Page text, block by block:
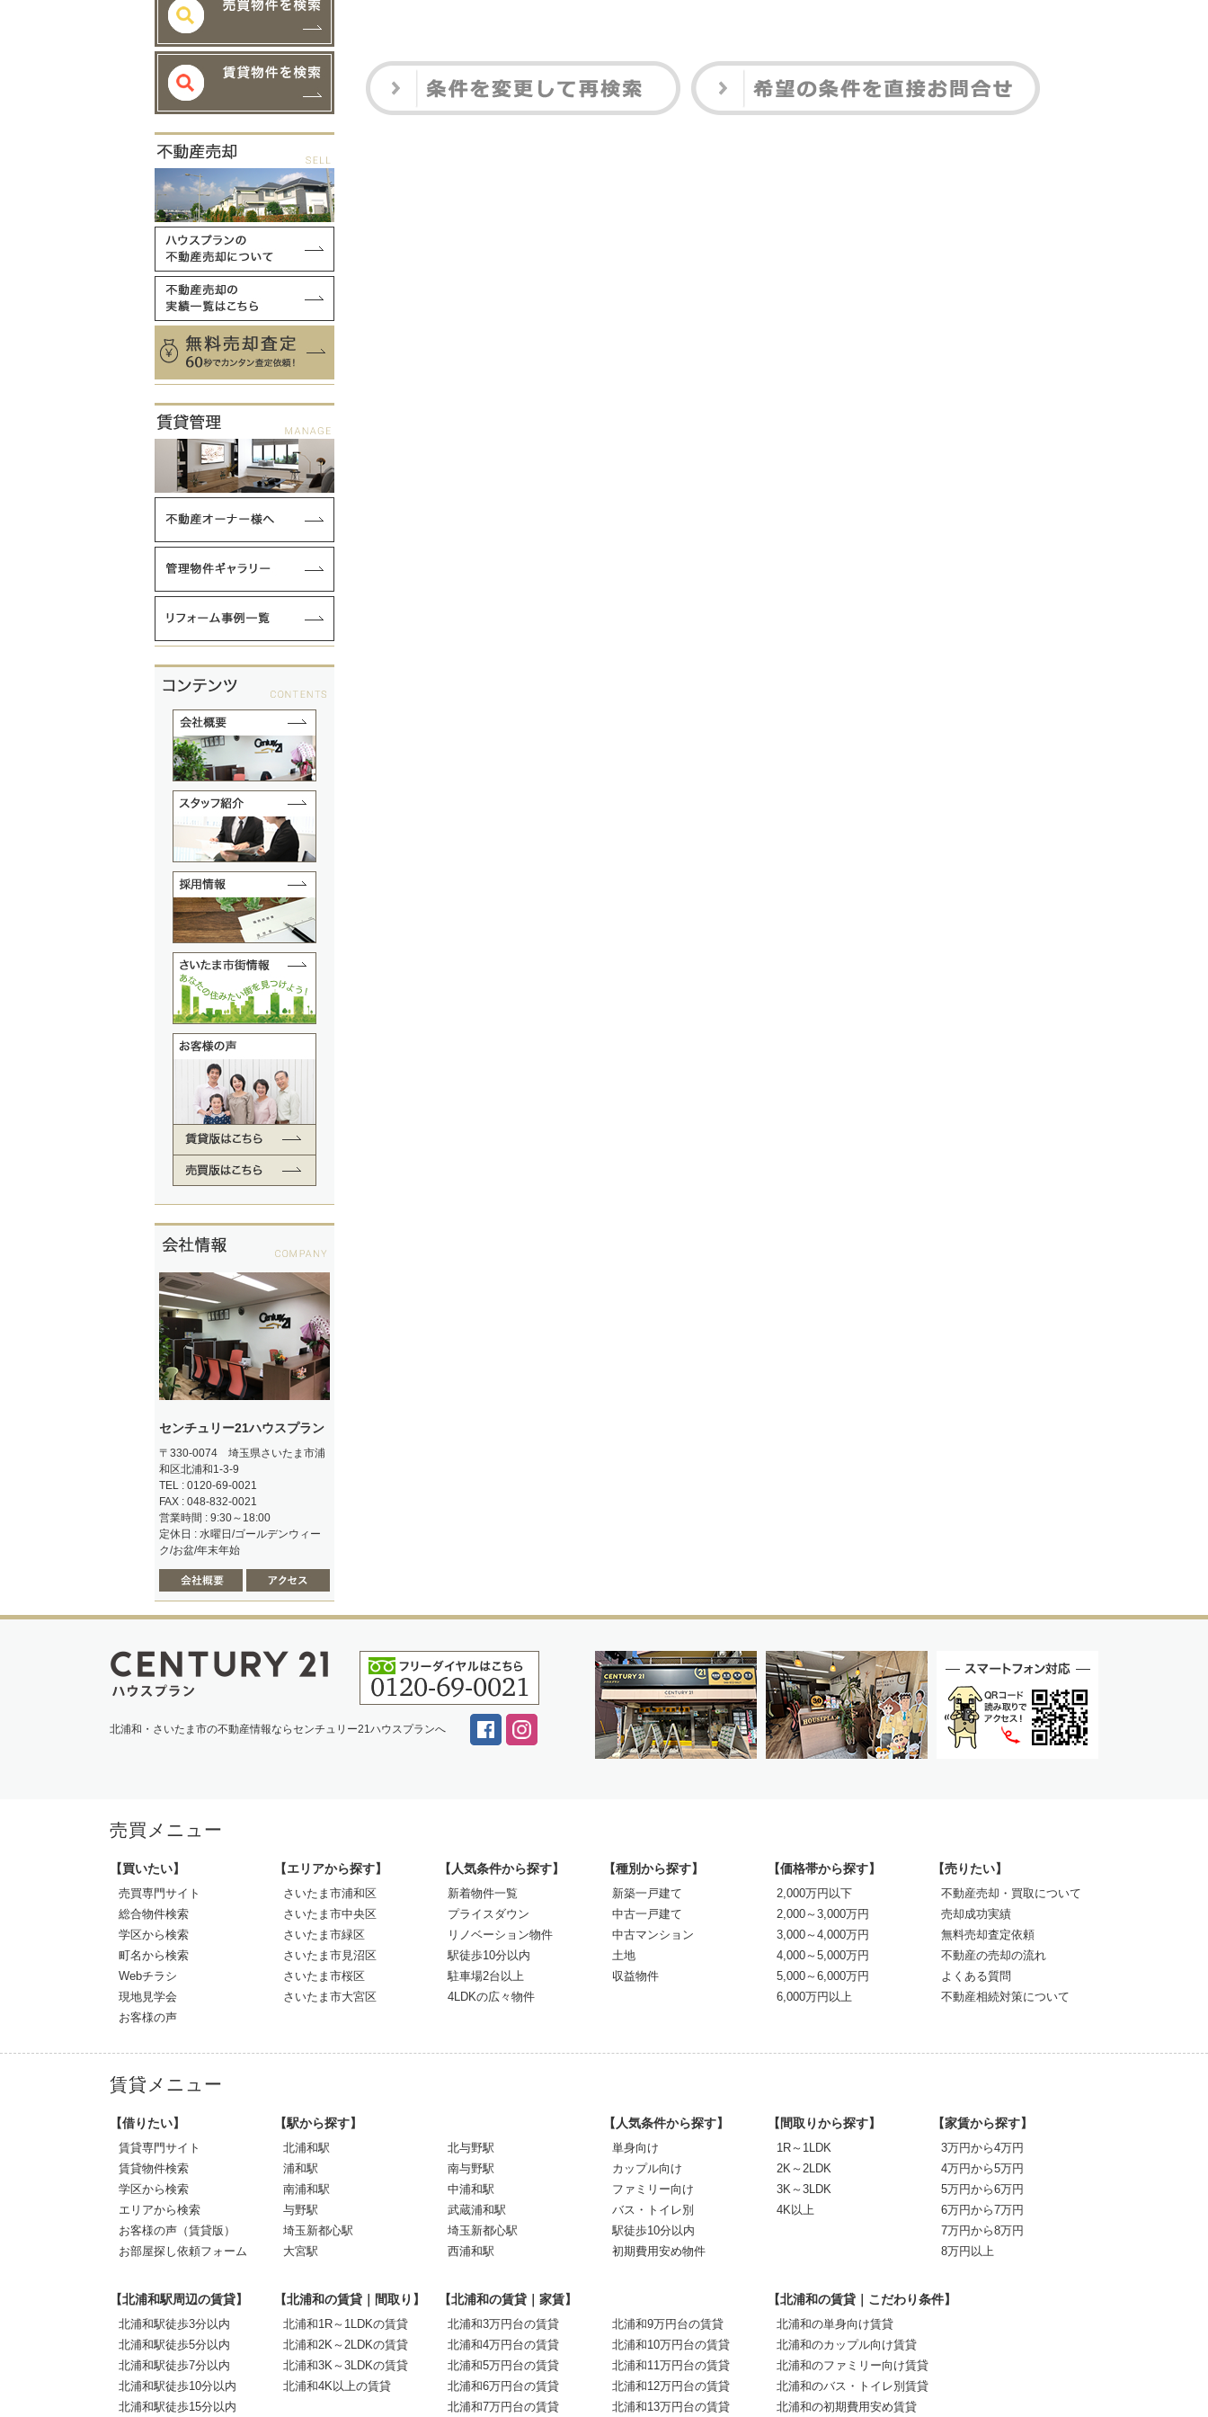
センチュリー21ハウスプラン
〒330-0074 埼玉県さいたま市浦
和区北浦和1-3-9
TEL : 0120-69-0021
FAX : 048-832-0021
営業時間 : 9:30～18:00
定休日 : 水曜日/ゴールデンウィー
ク/お盆/年末年始
北浦和・さいたま市の不動産情報ならセンチュリー21ハウスプランへ
売買メニュー
【買いたい】
売買専門サイト
総合物件検索
学区から検索
町名から検索
Webチラシ
現地見学会
お客様の声
【エリアから探す】
さいたま市浦和区
さいたま市中央区
さいたま市緑区
さいたま市見沼区
さいたま市桜区
さいたま市大宮区
【人気条件から探す】
新着物件一覧
プライスダウン
リノベーション物件
駅徒歩10分以内
駐車場2台以上
4LDKの広々物件
【種別から探す】
新築一戸建て
中古一戸建て
中古マンション
土地
収益物件
【価格帯から探す】
2,000万円以下
2,000～3,000万円
3,000～4,000万円
4,000～5,000万円
5,000～6,000万円
6,000万円以上
【売りたい】
不動産売却・買取について
売却成功実績
無料売却査定依頼
不動産の売却の流れ
よくある質問
不動産相続対策について
賃貸メニュー
【借りたい】
賃貸専門サイト
賃貸物件検索
学区から検索
エリアから検索
お客様の声（賃貸版）
お部屋探し依頼フォーム
【駅から探す】
北浦和駅
浦和駅
南浦和駅
与野駅
埼玉新都心駅
大宮駅
北与野駅
南与野駅
中浦和駅
武蔵浦和駅
埼玉新都心駅
西浦和駅
【人気条件から探す】
単身向け
カップル向け
ファミリー向け
バス・トイレ別
駅徒歩10分以内
初期費用安め物件
【間取りから探す】
1R～1LDK
2K～2LDK
3K～3LDK
4K以上
【家賃から探す】
3万円から4万円
4万円から5万円
5万円から6万円
6万円から7万円
7万円から8万円
8万円以上
【北浦和駅周辺の賃貸】
北浦和駅徒歩3分以内
北浦和駅徒歩5分以内
北浦和駅徒歩7分以内
北浦和駅徒歩10分以内
北浦和駅徒歩15分以内
【北浦和の賃貸｜間取り】
北浦和1R～1LDKの賃貸
北浦和2K～2LDKの賃貸
北浦和3K～3LDKの賃貸
北浦和4K以上の賃貸
【北浦和の賃貸｜家賃】
北浦和3万円台の賃貸
北浦和4万円台の賃貸
北浦和5万円台の賃貸
北浦和6万円台の賃貸
北浦和7万円台の賃貸
北浦和9万円台の賃貸
北浦和10万円台の賃貸
北浦和11万円台の賃貸
北浦和12万円台の賃貸
北浦和13万円台の賃貸
【北浦和の賃貸｜こだわり条件】
北浦和の単身向け賃貸
北浦和のカップル向け賃貸
北浦和のファミリー向け賃貸
北浦和のバス・トイレ別賃貸
北浦和の初期費用安め賃貸